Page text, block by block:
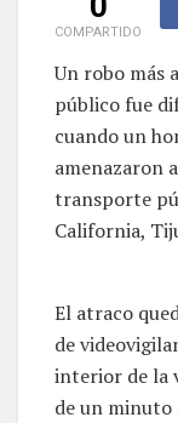
COMPARTIDO
Un robo más
público fue
cuando un
amenazaron
transporte
California,
El atraco
de
interior de la
de un minuto